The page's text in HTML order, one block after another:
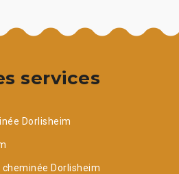
services
Dorlisheim
cheminée Dorlisheim